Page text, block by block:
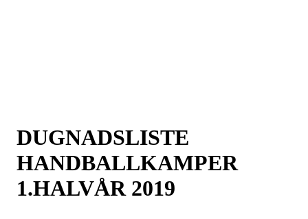
DUGNADSLISTE
HANDBALLKAMPER
1.HALVÅR 2019